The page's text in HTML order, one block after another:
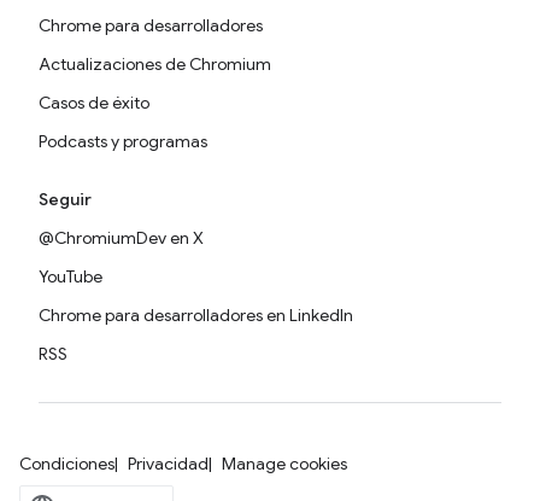
Chrome para desarrolladores
Actualizaciones de Chromium
Casos de éxito
Podcasts y programas
Seguir
@ChromiumDev en X
YouTube
Chrome para desarrolladores en LinkedIn
RSS
Condiciones Privacidad Manage cookies